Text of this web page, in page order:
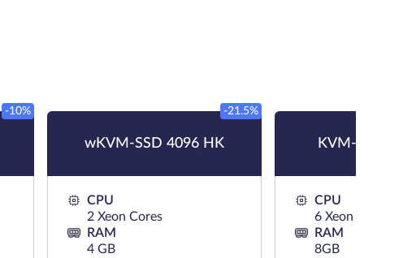
-10%
wKVM-SSD 4096 HK
-21.5%
CPU
2 Xeon Cores
RAM
4 GB
KVM-SSD
CPU
6 Xeon Cores
RAM
8GB